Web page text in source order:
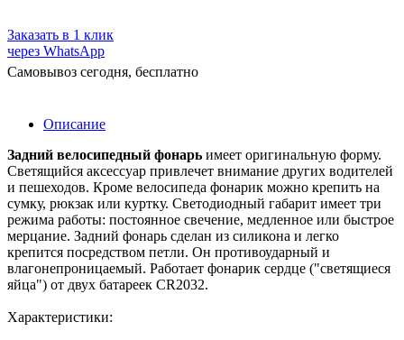
Заказать в 1 клик
через WhatsApp
Самовывоз сегодня, бесплатно
Описание
Задний велосипедный фонарь имеет оригинальную форму.
Светящийся аксессуар привлечет внимание других водителей
и пешеходов. Кроме велосипеда фонарик можно крепить на
сумку, рюкзак или куртку. Светодиодный габарит имеет три
режима работы: постоянное свечение, медленное или быстрое
мерцание. Задний фонарь сделан из силикона и легко
крепится посредством петли. Он противоударный и
влагонепроницаемый. Работает фонарик сердце ("светящиеся
яйца") от двух батареек CR2032.
Характеристики: